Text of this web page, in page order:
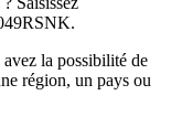
la possibilité de
région, un pays ou